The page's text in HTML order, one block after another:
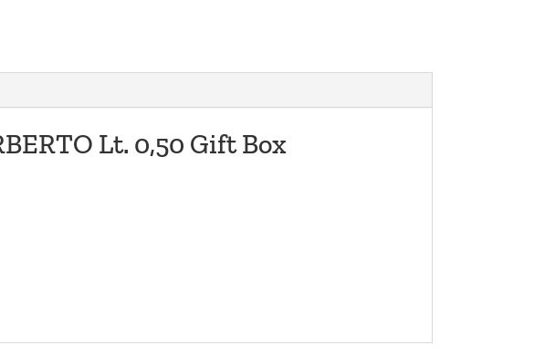
Lt. 0,50 Gift Box